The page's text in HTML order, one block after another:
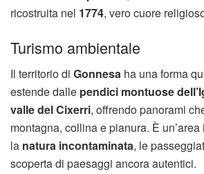
ricostruita nel 1774, vero cuore
Turismo ambientale
Il territorio di Gonnesa ha una forma
estende dalle pendici montuose
valle del Cixerri, offrendo panorami
montagna, collina e pianura. È
la natura incontaminata, le
scoperta di paesaggi ancora autentici.